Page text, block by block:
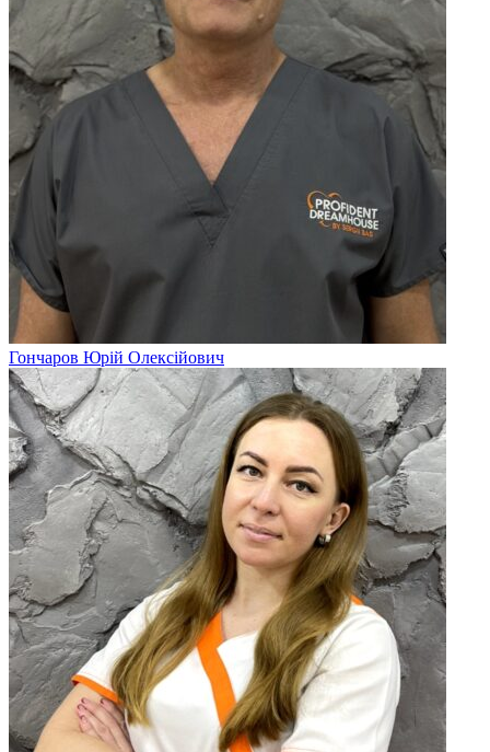
Гончаров Юрій Олексійович